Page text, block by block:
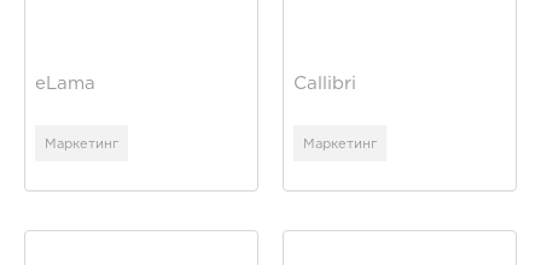
eLama
Маркетинг
Callibri
Маркетинг